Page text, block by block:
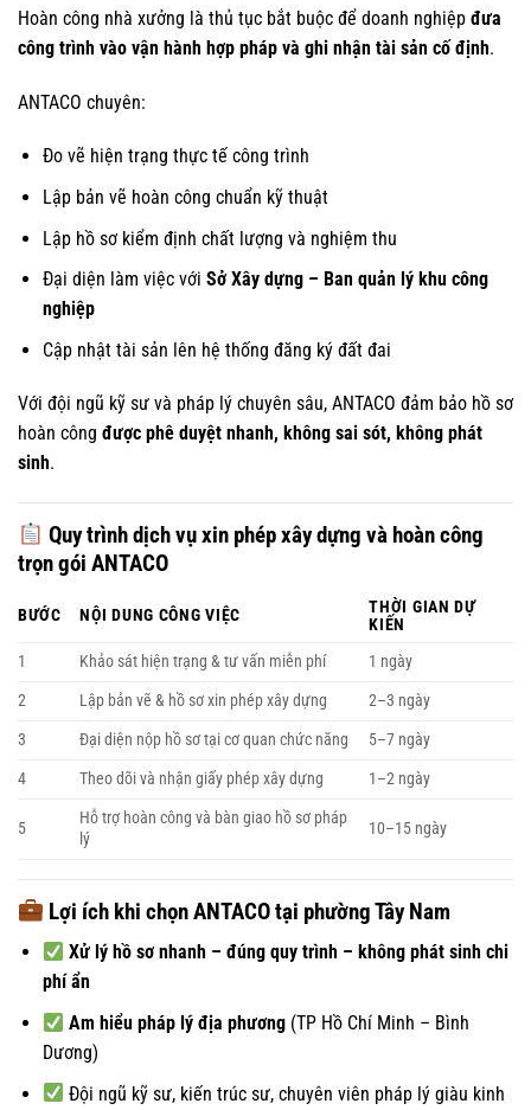
Hoàn công nhà xưởng là thủ tục bắt buộc để doanh nghiệp đưa
công trình vào vận hành hợp pháp và ghi nhận tài sản cố định.
ANTACO chuyên:
Đo vẽ hiện trạng thực tế công trình
Lập bản vẽ hoàn công chuẩn kỹ thuật
Lập hồ sơ kiểm định chất lượng và nghiệm thu
Đại diện làm việc với Sở Xây dựng – Ban quản lý khu công
nghiệp
Cập nhật tài sản lên hệ thống đăng ký đất đai
Với đội ngũ kỹ sư và pháp lý chuyên sâu, ANTACO đảm bảo hồ sơ
hoàn công được phê duyệt nhanh, không sai sót, không phát
sinh.
Quy trình dịch vụ xin phép xây dựng và hoàn công
trọn gói ANTACO
BƯỚC NỘI DUNG CÔNG VIỆC
THỜI GIAN DỰ
KIẾN
1
Khảo sát hiện trạng & tư vấn miễn phí
1 ngày
2
Lập bản vẽ & hồ sơ xin phép xây dựng
2–3 ngày
3
Đại diện nộp hồ sơ tại cơ quan chức năng
5–7 ngày
4
Theo dõi và nhận giấy phép xây dựng 1–2 ngày
5
Hỗ trợ hoàn công và bàn giao hồ sơ pháp
lý
10–15 ngày
Lợi ích khi chọn ANTACO tại phường Tây Nam
Xử lý hồ sơ nhanh – đúng quy trình – không phát sinh chi
phí ẩn
Am hiểu pháp lý địa phương (TP Hồ Chí Minh – Bình
Dương)
Đội ngũ kỹ sư, kiến trúc sư, chuyên viên pháp lý giàu kinh